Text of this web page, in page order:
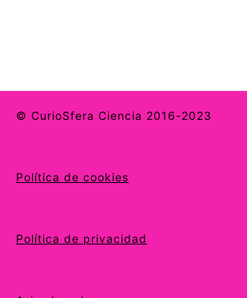
© CurioSfera Ciencia 2016-2023
Política de cookies
Política de privacidad